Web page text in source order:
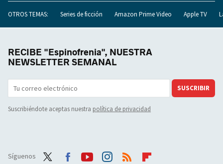
OTROS TEMAS: Series de ficción Amazon Prime Video Apple TV
RECIBE "Espinofrenia", NUESTRA
NEWSLETTER SEMANAL
SUSCRIBIR
Suscribiéndote aceptas nuestra política de privacidad
Síguenos